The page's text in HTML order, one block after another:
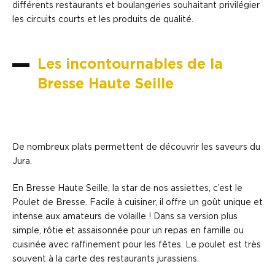
différents restaurants et boulangeries souhaitant privilégier
les circuits courts et les produits de qualité.
Les incontournables de la
Bresse Haute Seille
De nombreux plats permettent de découvrir les saveurs du
Jura.
En Bresse Haute Seille, la star de nos assiettes, c’est le
Poulet de Bresse. Facile à cuisiner, il offre un goût unique et
intense aux amateurs de volaille ! Dans sa version plus
simple, rôtie et assaisonnée pour un repas en famille ou
cuisinée avec raffinement pour les fêtes. Le poulet est très
souvent à la carte des restaurants jurassiens.